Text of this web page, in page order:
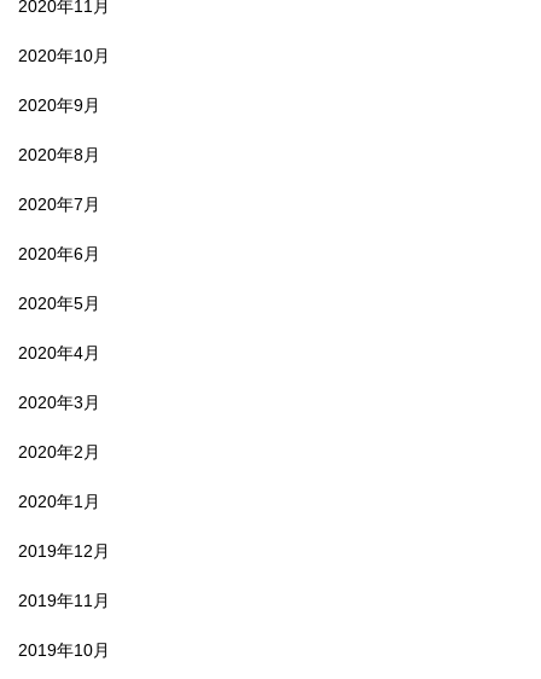
2020年11月
2020年10月
2020年9月
2020年8月
2020年7月
2020年6月
2020年5月
2020年4月
2020年3月
2020年2月
2020年1月
2019年12月
2019年11月
2019年10月